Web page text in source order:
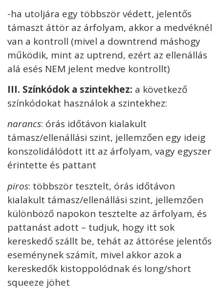
-ha utoljára egy többször védett, jelentős
támaszt áttör az árfolyam, akkor a medvéknél
van a kontroll (mivel a downtrend máshogy
működik, mint az uptrend, ezért az ellenállás
alá esés NEM jelent medve kontrollt)
III. Színkódok a szintekhez: a következő
színkódokat használok a szintekhez:
narancs: órás időtávon kialakult
támasz/ellenállási szint, jellemzően egy ideig
konszolidálódott itt az árfolyam, vagy egyszer
érintette és pattant
piros: többször tesztelt, órás időtávon
kialakult támasz/ellenállási szint, jellemzően
különböző napokon tesztelte az árfolyam, és
pattanást adott – tudjuk, hogy itt sok
kereskedő szállt be, tehát az áttörése jelentős
eseménynek számít, mivel akkor azok a
kereskedők kistoppolódnak és long/short
squeeze jöhet